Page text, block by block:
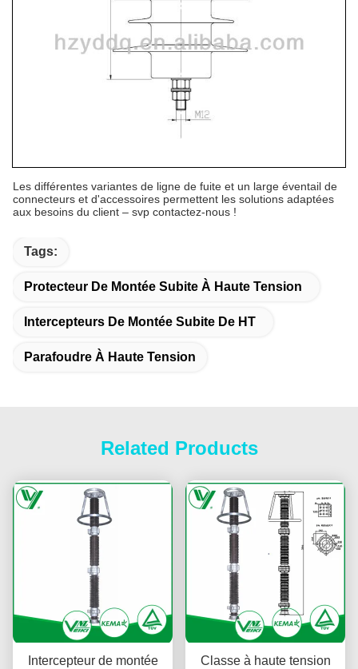
Les différentes variantes de ligne de fuite et un large éventail de
connecteurs et d'accessoires permettent les solutions adaptées
aux besoins du client – svp contactez-nous !
Tags:
Protecteur De Montée Subite À Haute Tension
Intercepteurs De Montée Subite De HT
Parafoudre À Haute Tension
Related Products
Intercepteur de montée
Classe à haute tension